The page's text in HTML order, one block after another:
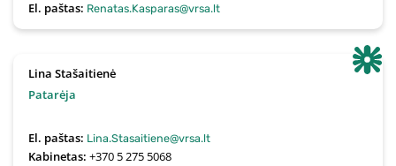
El. paštas: Renatas.Kasparas@vrsa.lt
Lina Stašaitienė
Patarėja
El. paštas: Lina.Stasaitiene@vrsa.lt
Kabinetas:+370 5 275 5068